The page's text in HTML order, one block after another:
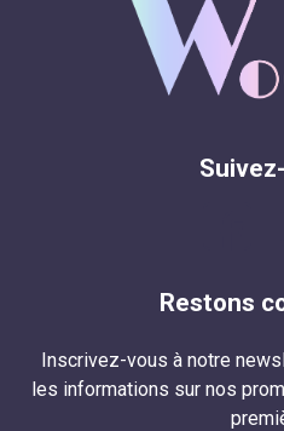
Restons
Inscrivez-vous à notre
les informations sur nos